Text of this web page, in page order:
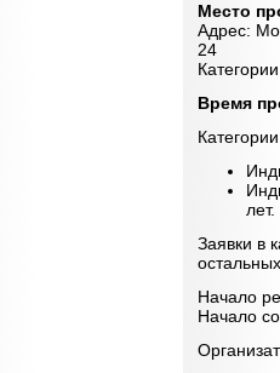
Место
Адрес:
24
Время
лет.
Заявки в
Начало
Начало